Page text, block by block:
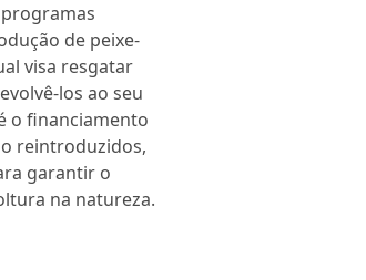
de peixe-
visa resgatar
los ao seu
o financiamento
reintroduzidos,
garantir o
na natureza.